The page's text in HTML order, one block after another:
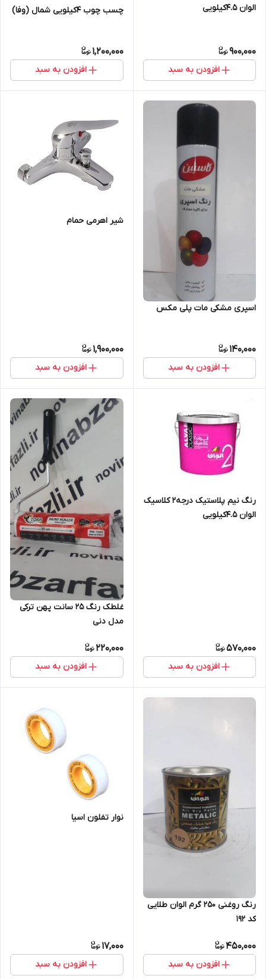
الوان 4.5کیلویی
900,000
افزودن به سبد
چسب چوب 4کیلویی شمال (وفا)
1,200,000
افزودن به سبد
اسپری مشکی مات پلی مکس
140,000
افزودن به سبد
شیر اهرمی حمام
1,900,000
افزودن به سبد
رنگ نیم پلاستیک درجه2 کلاسیک
الوان 4.5کیلویی
570,000
افزودن به سبد
غلطک رنگ 25 سانت پهن ترکی
مدل دنی
220,000
افزودن به سبد
رنگ روغنی 250 گرم الوان طلایی
کد 192
450,000
افزودن به سبد
نوار تفلون اسیا
17,000
افزودن به سبد